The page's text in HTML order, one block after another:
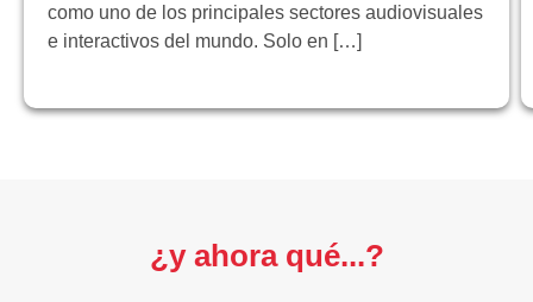
como uno de los principales sectores audiovisuales
e interactivos del mundo. Solo en […]
¿y ahora qué...?